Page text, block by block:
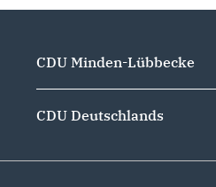
CDU Minden-Lübbecke
CDU Deutschlands